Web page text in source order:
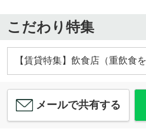
こだわり特集
【賃貸特集】飲食店（重飲食
メールで共有する